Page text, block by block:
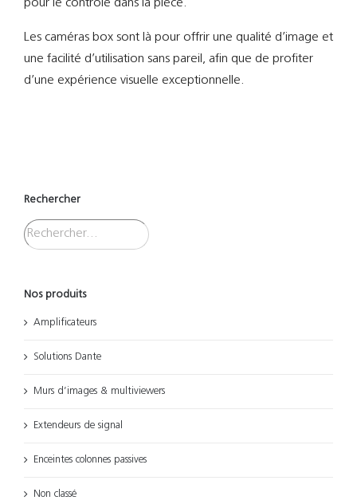
pour le contrôle dans la pièce.
Les caméras box sont là pour offrir une qualité d’image et
une facilité d’utilisation sans pareil, afin que de profiter
d’une expérience visuelle exceptionnelle.
Rechercher
Nos produits
Amplificateurs
Solutions Dante
Murs d’images & multiviewers
Extendeurs de signal
Enceintes colonnes passives
Non classé